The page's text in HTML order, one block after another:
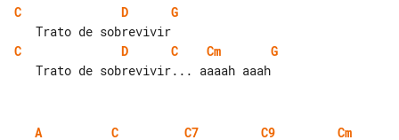
C
D
G
C
D C Cm
G
A C C7 C9 Cm